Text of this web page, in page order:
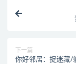
下一篇
你好邻居：捉迷藏/